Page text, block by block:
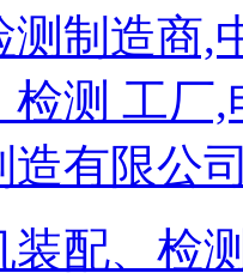
测制造商,
检测 工厂
造有限公
装配、检